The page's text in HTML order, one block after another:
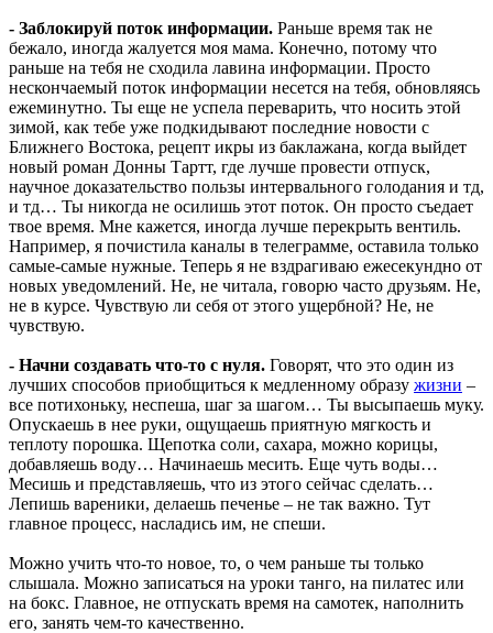
- Заблокируй поток информации. Раньше время так не
бежало, иногда жалуется моя мама. Конечно, потому что
раньше на тебя не сходила лавина информации. Просто
нескончаемый поток информации несется на тебя, обновляясь
ежеминутно. Ты еще не успела переварить, что носить этой
зимой, как тебе уже подкидывают последние новости с
Ближнего Востока, рецепт икры из баклажана, когда выйдет
новый роман Донны Тартт, где лучше провести отпуск,
научное доказательство пользы интервального голодания и тд,
и тд… Ты никогда не осилишь этот поток. Он просто съедает
твое время. Мне кажется, иногда лучше перекрыть вентиль.
Например, я почистила каналы в телеграмме, оставила только
самые-самые нужные. Теперь я не вздрагиваю ежесекундно от
новых уведомлений. Не, не читала, говорю часто друзьям. Не,
не в курсе. Чувствую ли себя от этого ущербной? Не, не
чувствую.
- Начни создавать что-то с нуля. Говорят, что это один из
лучших способов приобщиться к медленному образу жизни –
все потихоньку, неспеша, шаг за шагом… Ты высыпаешь муку.
Опускаешь в нее руки, ощущаешь приятную мягкость и
теплоту порошка. Щепотка соли, сахара, можно корицы,
добавляешь воду… Начинаешь месить. Еще чуть воды…
Месишь и представляешь, что из этого сейчас сделать…
Лепишь вареники, делаешь печенье – не так важно. Тут
главное процесс, насладись им, не спеши.
Можно учить что-то новое, то, о чем раньше ты только
слышала. Можно записаться на уроки танго, на пилатес или
на бокс. Главное, не отпускать время на самотек, наполнить
его, занять чем-то качественно.